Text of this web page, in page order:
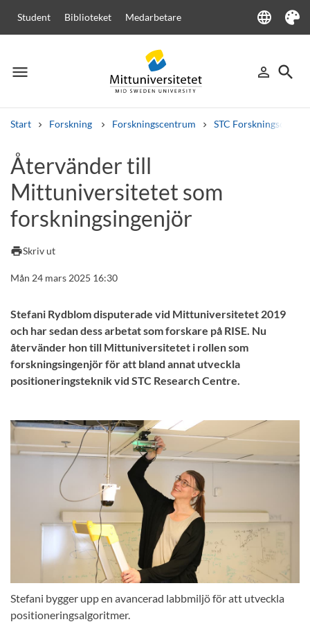
Student Biblioteket Medarbetare language
Language
Tema
menu
Meny person_outline
Logga in
search
Sök
Start Forskning Forskningscentrum STC Forskningscenter
Andra söktjänster
Kurser och program Kursplaner Välkomstbrev
Lediga jobb
Återvänder till
Mittuniversitetet som
forskningsingenjör
printSkriv ut
Mån 24 mars 2025 16:30
Stefani Rydblom disputerade vid Mittuniversitetet 2019
och har sedan dess arbetat som forskare på RISE. Nu
återvänder hon till Mittuniversitetet i rollen som
forskningsingenjör för att bland annat utveckla
positioneringsteknik vid STC Research Centre.
Stefani bygger upp en avancerad labbmiljö för att utveckla
positioneringsalgoritmer.